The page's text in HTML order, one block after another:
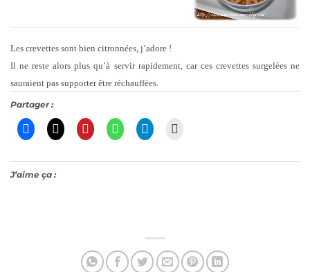
Les crevettes sont bien citronnées, j’adore !
Il ne reste alors plus qu’à servir rapidement, car ces crevettes surgelées ne
sauraient pas supporter être réchauffées.
Partager :
J’aime ça :